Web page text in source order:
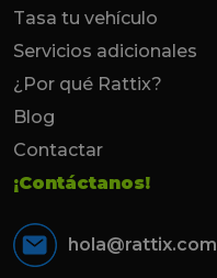
Tasa tu vehículo
Servicios adicionales
¿Por qué Rattix?
Blog
Contactar
¡Contáctanos!
hola@rattix.com